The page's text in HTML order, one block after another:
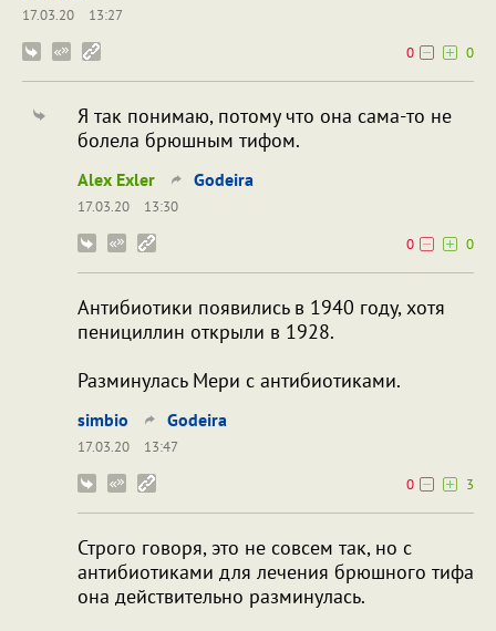
17.03.20
13:27
0
0
Я так понимаю, потому что она сама-то не
болела брюшным тифом.
Alex Exler Godeira
17.03.20
13:30
0
0
Антибиотики появились в 1940 году, хотя
пенициллин открыли в 1928.
Разминулась Мери с антибиотиками.
simbio Godeira
17.03.20
13:47
0
3
Строго говоря, это не совсем так, но с
антибиотиками для лечения брюшного тифа
она действительно разминулась.